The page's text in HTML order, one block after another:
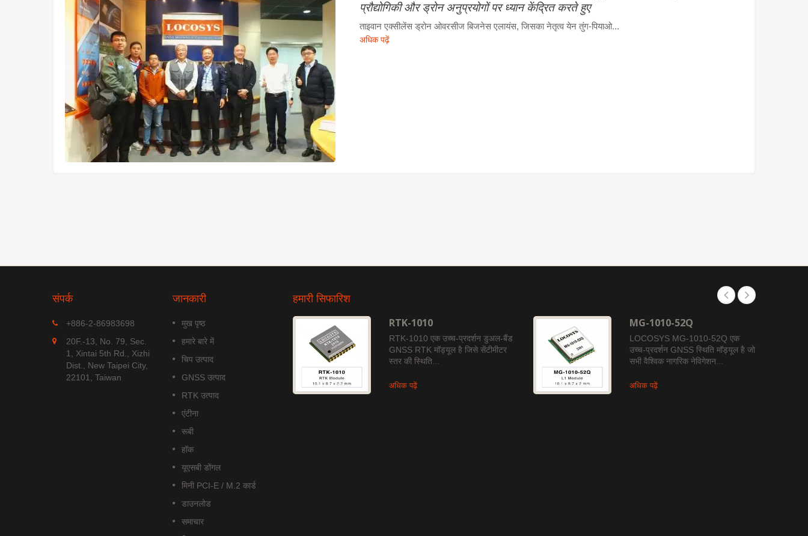
प्रौद्योगिकी और ड्रोन अनुप्रयोगों पर ध्यान केंद्रित करते हुए
ताइवान एक्सीलेंस ड्रोन ओवरसीज बिजनेस एलायंस, जिसका नेतृत्व येन तुंग-पियाओ...
अधिक पढ़ें
संपर्क
+886-2-86983698
20F.-13, No. 79, Sec.
1, Xintai 5th Rd., Xizhi
Dist., New Taipei City,
22101, Taiwan
जानकारी
मुख पृष्ठ
हमारे बारे में
चिप उत्पाद
GNSS उत्पाद
RTK उत्पाद
एंटीना
रूबी
हॉक
यूएसबी डोंगल
मिनी PCI-E / M.2 कार्ड
डाउनलोड
समाचार
हमारी सिफारिश
MGS-1513-52Q
MGS-1513-52Q एक पूर्ण स्टैंडअलोन
मल्टी-फ्रीक्वेंसी GNSS स्मार्ट एंटीना
मॉड्यूल है,...
RTK-1010
RTK-1010 एक उच्च-प्रदर्शन डुअल-बैंड
GNSS RTK मॉड्यूल है जिसे सेंटीमीटर
स्तर की स्थिति...
अधिक पढ़ें
MG-1010-52Q
LOCOSYS MG-1010-52Q एक
उच्च-प्रदर्शन GNSS स्थिति मॉड्यूल है जो
सभी वैश्विक नागरिक नेविगेशन...
अधिक पढ़ें